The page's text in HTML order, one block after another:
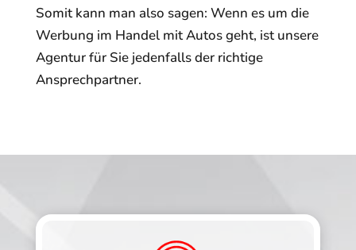
Somit kann man also sagen: Wenn es um die
Werbung im Handel mit Autos geht, ist unsere
Agentur für Sie jedenfalls der richtige
Ansprechpartner.